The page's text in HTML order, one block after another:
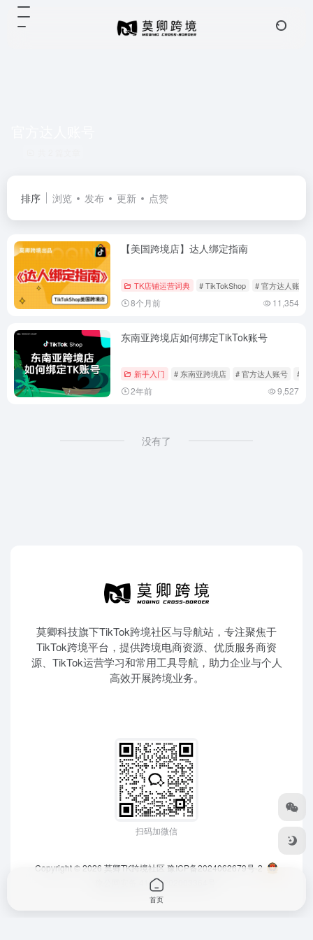
排序 浏览 发布 更新 点赞
【美国跨境店】达人绑定指南
TK店铺运营词典 # TikTokShop # 官方达人账号
8个月前 11,354
东南亚跨境店如何绑定TikTok账号
新手入门 # 东南亚跨境店 # 官方达人账号 # 渠
2年前 9,527
没有了
莫卿科技旗下TikTok跨境社区与导航站，专注聚焦于
TikTok跨境平台，提供跨境电商资源、优质服务商资
源、TikTok运营学习和常用工具导航，助力企业与个人
高效开展跨境业务。
扫码加微信
Copyright © 2026 莫卿TK跨境社区 豫ICP备2024062679号-2
豫公网安备 41010202003364号
首页